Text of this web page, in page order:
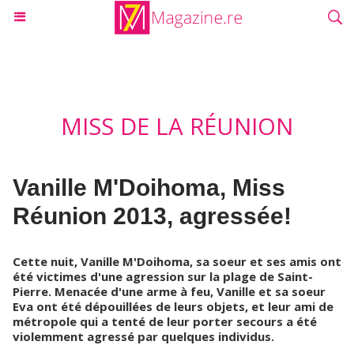
MISS DE LA RÉUNION
Vanille M'Doihoma, Miss
Réunion 2013, agressée!
Cette nuit, Vanille M'Doihoma, sa soeur et ses amis ont
été victimes d'une agression sur la plage de Saint-
Pierre. Menacée d'une arme à feu, Vanille et sa soeur
Eva ont été dépouillées de leurs objets, et leur ami de
métropole qui a tenté de leur porter secours a été
violemment agressé par quelques individus.